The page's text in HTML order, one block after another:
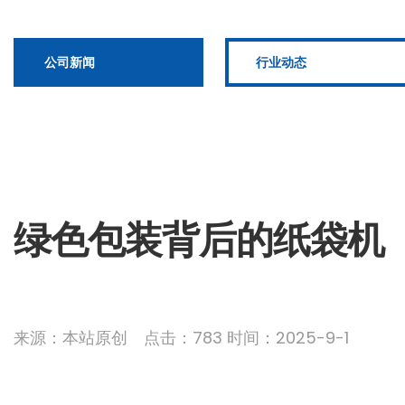
公司新闻 行业动态
绿色包装背后的纸袋机
来源：本站原创 点击：783 时间：2025-9-1